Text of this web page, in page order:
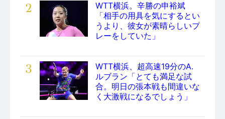
2
WTT横浜。辛勝の申裕斌
「相手の用具を気にするとい
うより、彼女が素晴らしいプ
レーをしていた」
3
WTT横浜、超高速19分のA.
ルブラン「とても満足な試
合。明日の張本戦も間違いな
く大激戦になるでしょう」